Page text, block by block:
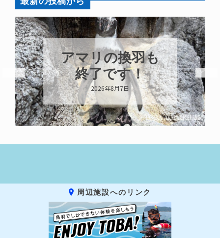
トビウオ幼魚展
示中！
2026年8月6日
周辺施設へのリンク